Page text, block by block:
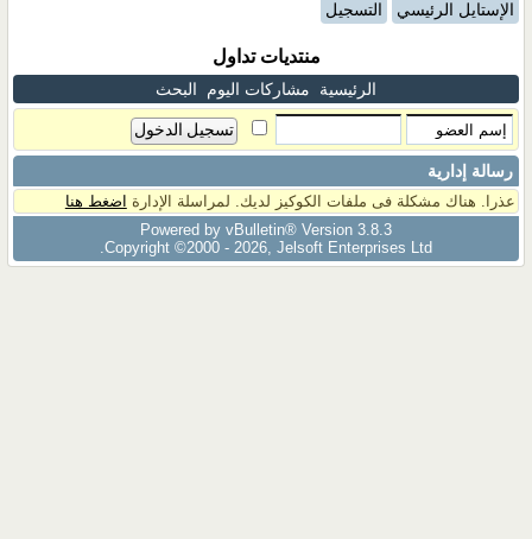
الإستايل الرئيسي التسجيل
منتديات تداول
الرئيسية مشاركات اليوم البحث
رسالة إدارية
عذرا. هناك مشكلة فى ملفات الكوكيز لديك. لمراسلة الإدارة اضغط هنا
Powered by vBulletin® Version 3.8.3
Copyright ©2000 - 2026, Jelsoft Enterprises Ltd.